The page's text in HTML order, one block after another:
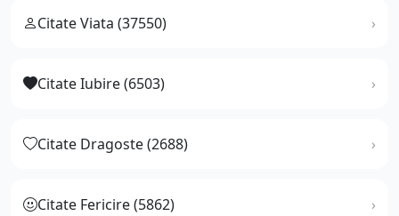
Citate Viata (37550)
Citate Iubire (6503)
Citate Dragoste (2688)
Citate Fericire (5862)